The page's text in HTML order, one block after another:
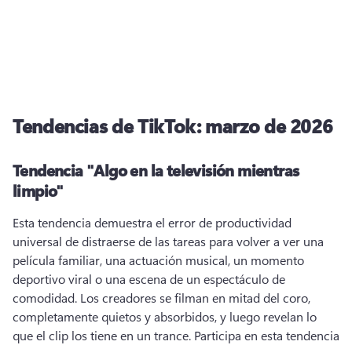
Tendencias de TikTok: marzo de 2026
Tendencia "Algo en la televisión mientras
limpio"
Esta tendencia demuestra el error de productividad
universal de distraerse de las tareas para volver a ver una
película familiar, una actuación musical, un momento
deportivo viral o una escena de un espectáculo de
comodidad. Los creadores se filman en mitad del coro,
completamente quietos y absorbidos, y luego revelan lo
que el clip los tiene en un trance. Participa en esta tendencia